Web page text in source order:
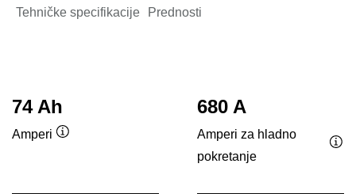
Tehničke specifikacije Prednosti
74 Ah
Amperi
680 A
Amperi za hladno
pokretanje